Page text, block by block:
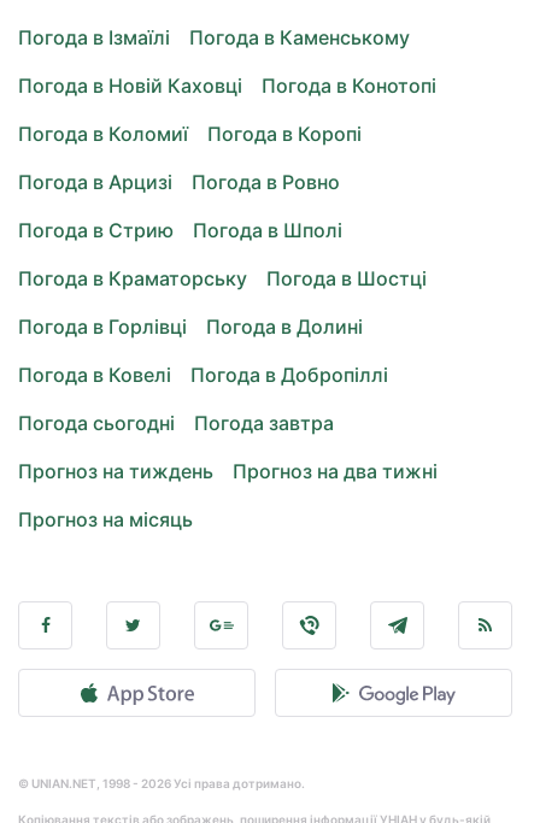
Погода в Ізмаїлі
Погода в Каменському
Погода в Новій Каховці
Погода в Конотопі
Погода в Коломиї
Погода в Коропі
Погода в Арцизі
Погода в Ровно
Погода в Стрию
Погода в Шполі
Погода в Краматорську
Погода в Шостці
Погода в Горлівці
Погода в Долині
Погода в Ковелі
Погода в Добропіллі
Погода сьогодні
Погода завтра
Прогноз на тиждень
Прогноз на два тижні
Прогноз на місяць
© UNIAN.NET, 1998 - 2026 Усі права дотримано.
Копіювання текстів або зображень, поширення інформації УНІАН у будь-якій